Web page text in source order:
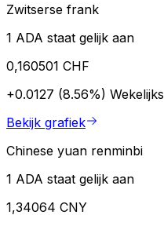
Zwitserse frank
1 ADA staat gelijk aan
0,160501 CHF
+0.0127 (8.56%) Wekelijks
Bekijk grafiek
Chinese yuan renminbi
1 ADA staat gelijk aan
1,34064 CNY